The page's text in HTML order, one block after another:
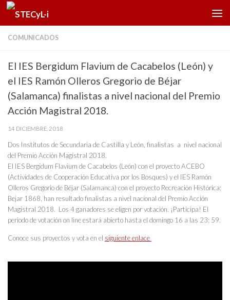
Saltar al contenido
COMUNICADOS
El IES Bergidum Flavium de Cacabelos (León) y
el IES Ramón Olleros Gregorio de Béjar
(Salamanca) finalistas a nivel nacional del Premio
Acción Magistral 2018.
14 DICIEMBRE, 2018
Dos Institutos de Secundaria de Castilla y León, finalistas a nivel nacional
del Premio Acción Magistral 2018.
El IES Bergidum Flavium de Cacabelos (León) con el proyecto ACEBO
(Actividades de Cooperación Educativa por los Bosques) y el IES Ramón
Olleros Gregorio de Béjar (Salamanca) con el proyecto Recreación Histórica:
Bejar 1868, han resultado finalistas a nivel nacional del Premio Acción
Magistral 2018. Los 4 ganadores se eligen por votación. ¡Participa! El
periodo de votación on line estará abierto hasta el domingo 16 a las 23: 59.
Conoce sus proyectos y vota en el siguiente enlace